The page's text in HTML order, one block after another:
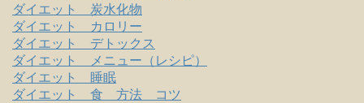
ダイエット 炭水化物
ダイエット カロリー
ダイエット デトックス
ダイエット メニュー（レシピ）
ダイエット 睡眠
ダイエット 食 方法 コツ